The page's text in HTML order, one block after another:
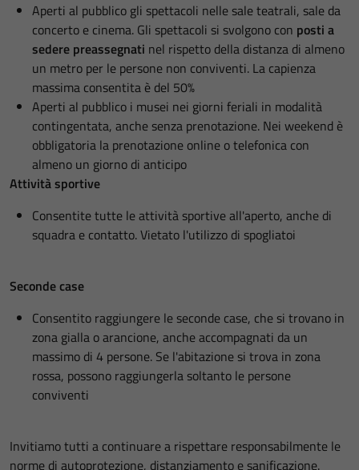
Aperti al pubblico gli spettacoli nelle sale teatrali, sale da
concerto e cinema. Gli spettacoli si svolgono con posti a
sedere preassegnati nel rispetto della distanza di almeno
un metro per le persone non conviventi. La capienza
massima consentita è del 50%
Aperti al pubblico i musei nei giorni feriali in modalità
contingentata, anche senza prenotazione. Nei weekend è
obbligatoria la prenotazione online o telefonica con
almeno un giorno di anticipo
Attività sportive
Consentite tutte le attività sportive all'aperto, anche di
squadra e contatto. Vietato l'utilizzo di spogliatoi
Seconde case
Consentito raggiungere le seconde case, che si trovano in
zona gialla o arancione, anche accompagnati da un
massimo di 4 persone. Se l'abitazione si trova in zona
rossa, possono raggiungerla soltanto le persone
conviventi
Invitiamo tutti a continuare a rispettare responsabilmente le
norme di autoprotezione, distanziamento e sanificazione.